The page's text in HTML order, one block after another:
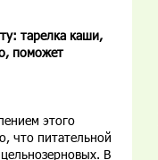
тарелка каши,
поможет
этого
что питательной
В